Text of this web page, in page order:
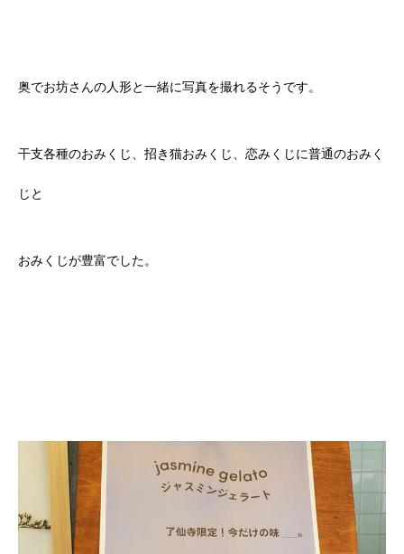
奥でお坊さんの人形と一緒に写真を撮れるそうです。
干支各種のおみくじ、招き猫おみくじ、恋みくじに普通のおみく
じと
おみくじが豊富でした。